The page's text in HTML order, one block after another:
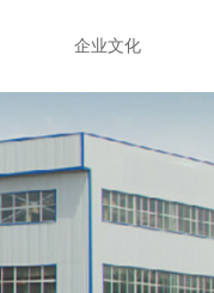
企业文化